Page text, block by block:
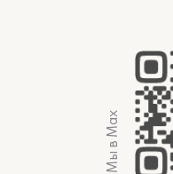
Мы в Max